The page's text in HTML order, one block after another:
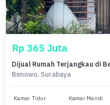
Rp 365 Juta
Benowo, Surabaya
Kamar Tidur Kamar Mandi